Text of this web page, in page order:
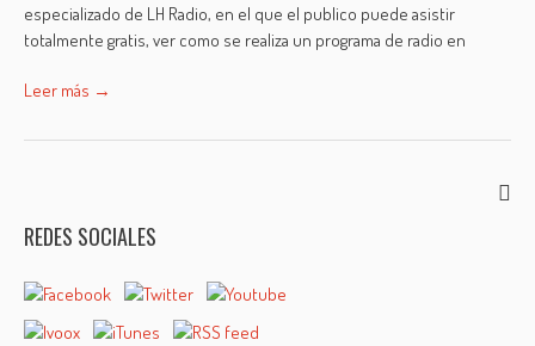
especializado de LH Radio, en el que el publico puede asistir
totalmente gratis, ver como se realiza un programa de radio en
Leer más →
REDES SOCIALES